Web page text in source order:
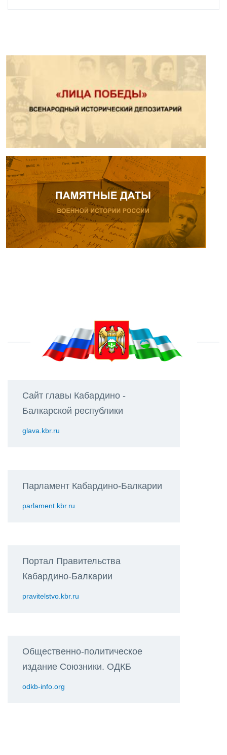
Сайт главы Кабардино -
Балкарской республики
glava.kbr.ru
Парламент Кабардино-Балкарии
parlament.kbr.ru
Портал Правительства
Кабардино-Балкарии
pravitelstvo.kbr.ru
Общественно-политическое
издание Союзники. ОДКБ
odkb-info.org